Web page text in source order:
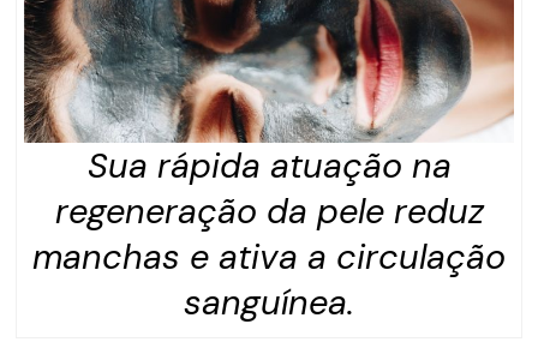
Sua rápida atuação na
regeneração da pele reduz
manchas e ativa a circulação
sanguínea.